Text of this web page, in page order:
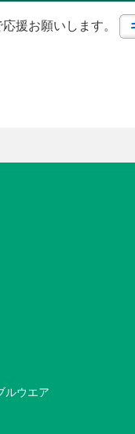
援お願いします。
ルウエア